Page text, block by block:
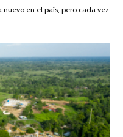
en el país, pero cada vez